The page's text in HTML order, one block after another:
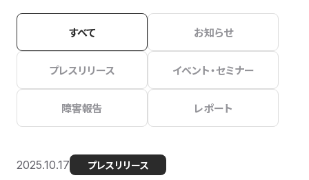
すべて お知らせ
プレスリリース イベント・セミナー
障害報告 レポート
2025.10.17 プレスリリース